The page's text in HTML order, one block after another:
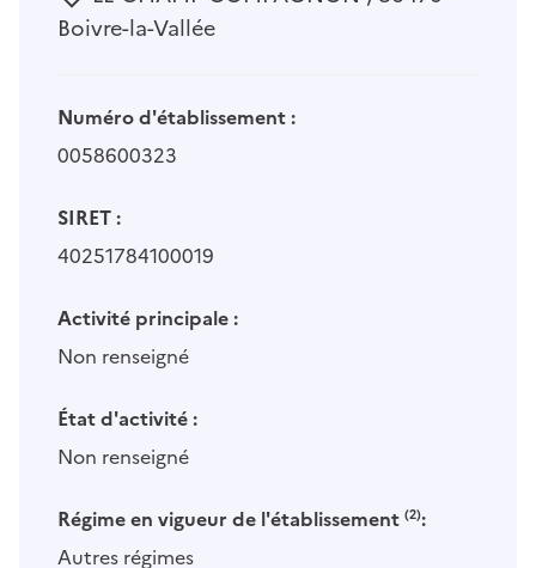
Boivre-la-Vallée
Numéro d'établissement :
0058600323
SIRET :
40251784100019
Activité principale :
Non renseigné
État d'activité :
Non renseigné
Régime en vigueur de l'établissement (2):
Autres régimes